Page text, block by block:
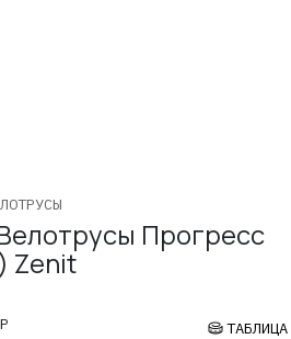
Прогресс
Zenit